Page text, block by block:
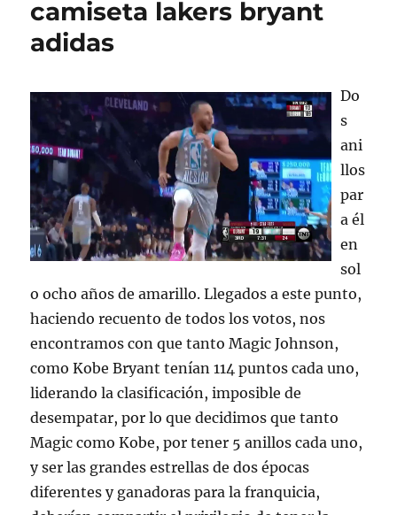
camiseta lakers bryant
adidas
Do
s
ani
llos
par
a él
en
sol
o ocho años de amarillo. Llegados a este punto,
haciendo recuento de todos los votos, nos
encontramos con que tanto Magic Johnson,
como Kobe Bryant tenían 114 puntos cada uno,
liderando la clasificación, imposible de
desempatar, por lo que decidimos que tanto
Magic como Kobe, por tener 5 anillos cada uno,
y ser las grandes estrellas de dos épocas
diferentes y ganadoras para la franquicia,